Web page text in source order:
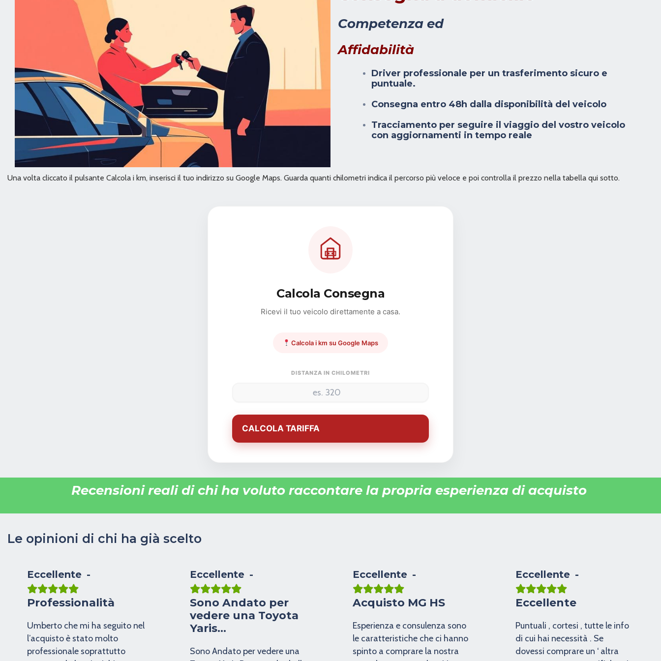
Competenza ed
Affidabilità
Driver professionale per un trasferimento sicuro e
puntuale.
Consegna entro 48h dalla disponibilità del veicolo
Tracciamento per seguire il viaggio del vostro veicolo
con aggiornamenti in tempo reale
Una volta cliccato il pulsante Calcola i km, inserisci il tuo indirizzo su Google Maps. Guarda quanti chilometri indica il percorso più veloce e poi controlla il prezzo nella tabella qui sotto.
Calcola Consegna
Ricevi il tuo veicolo direttamente a casa.
Calcola i km su Google Maps
DISTANZA IN CHILOMETRI
CALCOLA TARIFFA
Recensioni reali di chi ha voluto raccontare la propria esperienza di acquisto
Le opinioni di chi ha già scelto
Professionalità
Umberto che mi ha seguito nel
l’acquisto è stato molto
professionale soprattutto
Eccellente
Sono Andato per
vedere una Toyota
Yaris…
Sono Andato per vedere una
Eccellente
Acquisto MG HS
Esperienza e consulenza sono
le caratteristiche che ci hanno
spinto a comprare la nostra
Eccellente
Eccellente
Puntuali , cortesi , tutte le info
di cui hai necessità . Se
dovessi comprare un ‘ altra
Eccellente